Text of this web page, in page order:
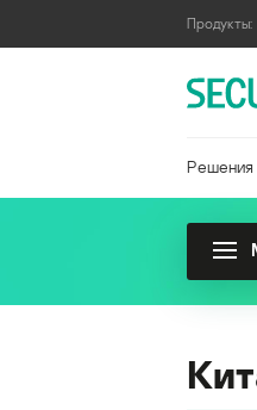
Продукты:
Решения